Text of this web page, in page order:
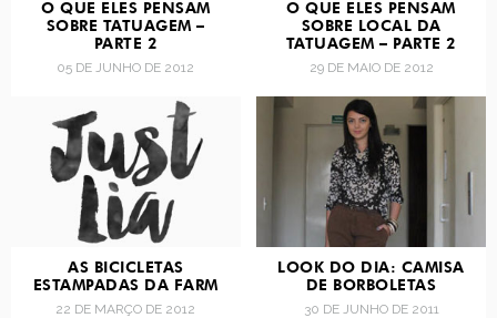
O QUE ELES PENSAM
SOBRE TATUAGEM –
PARTE 2
05 DE JUNHO DE 2012
O QUE ELES PENSAM
SOBRE LOCAL DA
TATUAGEM – PARTE 2
29 DE MAIO DE 2012
AS BICICLETAS
ESTAMPADAS DA FARM
22 DE MARÇO DE 2012
LOOK DO DIA: CAMISA
DE BORBOLETAS
30 DE JUNHO DE 2011